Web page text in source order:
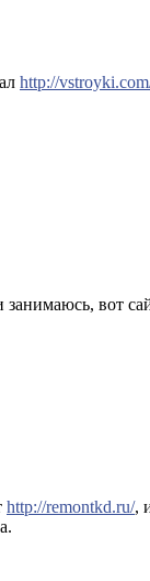
http://
вот
http://remontkd.ru/,